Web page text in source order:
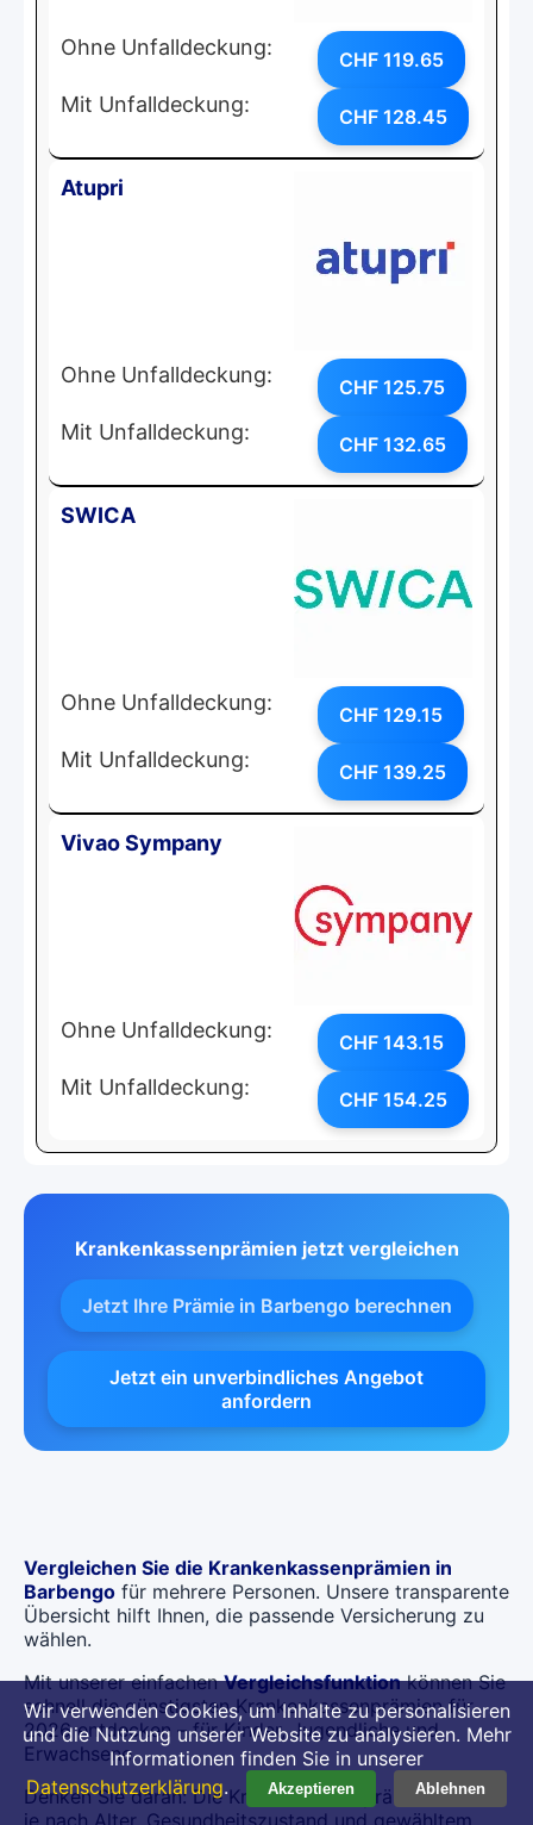
Ohne Unfalldeckung: CHF 119.65
Mit Unfalldeckung: CHF 128.45
Atupri
Ohne Unfalldeckung: CHF 125.75
Mit Unfalldeckung: CHF 132.65
SWICA
Ohne Unfalldeckung: CHF 129.15
Mit Unfalldeckung: CHF 139.25
Vivao Sympany
Ohne Unfalldeckung: CHF 143.15
Mit Unfalldeckung: CHF 154.25
Krankenkassenprämien jetzt vergleichen
Jetzt Ihre Prämie in Barbengo berechnen
Jetzt ein unverbindliches Angebot
anfordern
Vergleichen Sie die Krankenkassenprämien in
Barbengo für mehrere Personen. Unsere transparente
Übersicht hilft Ihnen, die passende Versicherung zu
wählen.
Mit unserer einfachenVergleichsfunktionkönnen Sie
schnell die günstigsten Krankenkassenprämien für
2026 entdecken – für Kinder, Jugendliche und
Erwachsene.
Denken Sie daran: Die Krankenkassenprämien können
je nach Alter, Gesundheitszustand und gewähltem
Wir verwenden Cookies, um Inhalte zu personalisieren
und die Nutzung unserer Website zu analysieren. Mehr
Informationen finden Sie in unserer
Datenschutzerklärung. Akzeptieren Ablehnen